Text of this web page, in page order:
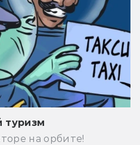
туризм
на орбите!